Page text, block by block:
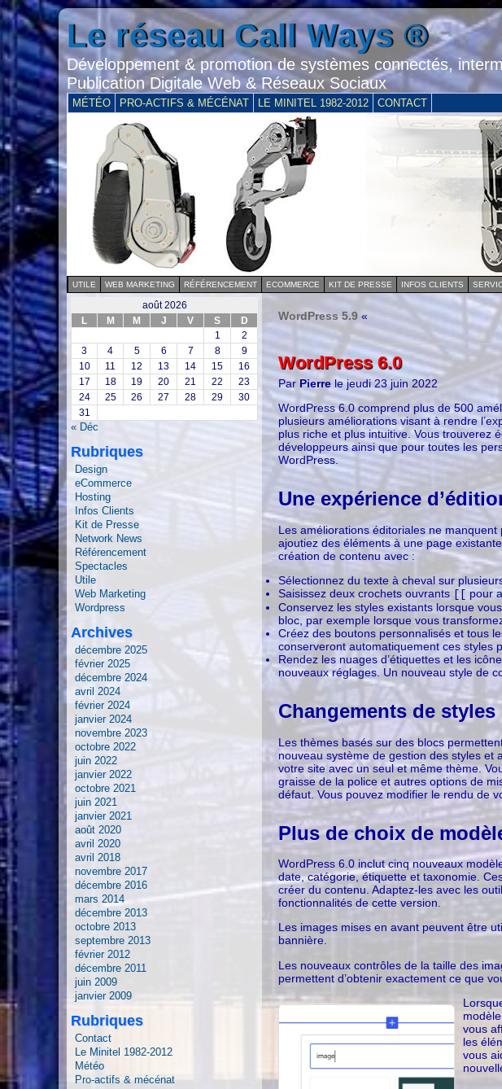
Le réseau Call Ways ®
Développement & promotion de systèmes connectés,
Publication Digitale Web & Réseaux Sociaux
MÉTÉO PRO-ACTIFS & MÉCÉNAT LE MINITEL 1982-2012 CONTACT
UTILE WEB MARKETING RÉFÉRENCEMENT ECOMMERCE KIT DE PRESSE INFOS CLIENTS
août 2026
L
M M J V S
D
1
2
3
4 5 6 7 8
9
10
11 12 13 14 15
16
17
18 19 20 21 22
23
24
25 26 27 28 29
30
31
« Déc
Rubriques
Design
eCommerce
Hosting
Infos Clients
Kit de Presse
Network News
Référencement
Spectacles
Utile
Web Marketing
Wordpress
Archives
décembre 2025
février 2025
décembre 2024
avril 2024
février 2024
janvier 2024
novembre 2023
octobre 2022
juin 2022
janvier 2022
octobre 2021
juin 2021
janvier 2021
août 2020
avril 2020
avril 2018
novembre 2017
décembre 2016
mars 2014
décembre 2013
octobre 2013
septembre 2013
février 2012
décembre 2011
juin 2009
janvier 2009
Rubriques
Contact
Le Minitel 1982-2012
Météo
Pro-actifs & mécénat
WordPress 5.9 «
WordPress 6.0
Par Pierre le jeudi 23 juin 2022
WordPress 6.0 comprend plus de 500
plusieurs améliorations visant à rendre
plus riche et plus intuitive. Vous trouverez
développeurs ainsi que pour toutes les
WordPress.
Une expérience
Les améliorations éditoriales ne
ajoutiez des éléments à une page
création de contenu avec :
Sélectionnez du texte à cheval sur
Saisissez deux crochets ouvrants [[ pour
Conservez les styles existants lorsque
bloc, par exemple lorsque vous
Créez des boutons personnalisés et tous
conserveront automatiquement ces styles
Rendez les nuages d’étiquettes et les
nouveaux réglages. Un nouveau style de
Changements de styles
Les thèmes basés sur des blocs
nouveau système de gestion des styles et
votre site avec un seul et même thème.
graisse de la police et autres options de
défaut. Vous pouvez modifier le rendu de
Plus de choix de
WordPress 6.0 inclut cinq nouveaux
date, catégorie, étiquette et taxonomie.
créer du contenu. Adaptez-les avec les
fonctionnalités de cette version.
Les images mises en avant peuvent être
bannière.
Les nouveaux contrôles de la taille des
permettent d’obtenir exactement ce que
vous
les
vous